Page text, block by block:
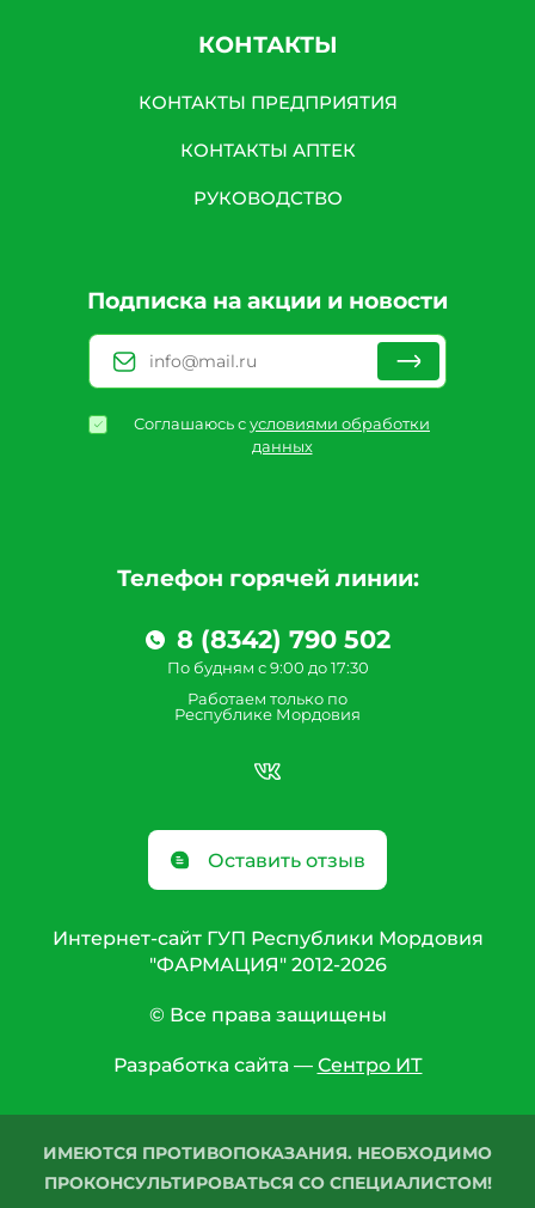
Телефон горячей линии:
8 (8342) 790 502
По будням с 9:00 до 17:30
Работаем только по
Республике Мордовия
Оставить отзыв
КОНТАКТЫ
КОНТАКТЫ ПРЕДПРИЯТИЯ
КОНТАКТЫ АПТЕК
РУКОВОДСТВО
Подписка на акции и новости
Соглашаюсь сусловиями обработки
данных
Интернет-сайт ГУП Республики Мордовия
"ФАРМАЦИЯ" 2012-2026
© Все права защищены
Разработка сайта — Сентро ИТ
ИМЕЮТСЯ ПРОТИВОПОКАЗАНИЯ. НЕОБХОДИМО
ПРОКОНСУЛЬТИРОВАТЬСЯ СО СПЕЦИАЛИСТОМ!